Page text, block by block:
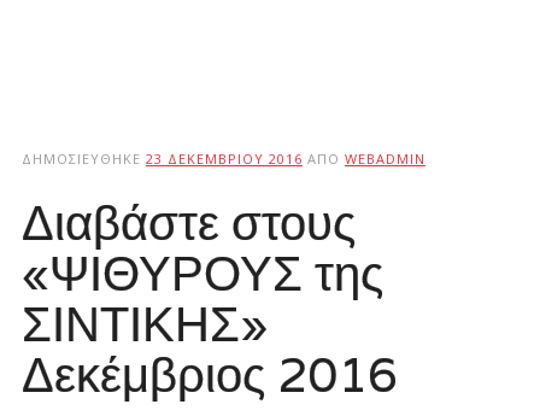
ΔΗΜΟΣΙΕΎΘΗΚΕ 23 ΔΕΚΕΜΒΡΊΟΥ 2016 ΑΠΌ WEBADMIN
Διαβάστε στους
«ΨΙΘΥΡΟΥΣ της
ΣΙΝΤΙΚΗΣ»
Δεκέμβριος 2016